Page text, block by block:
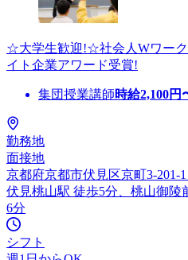
☆大学生歓迎!☆社会人Wワー
イト企業アワード受賞!
集団授業講師時給2,100円
勤務地
面接地
京都府京都市伏見区京町3-201-
伏見桃山駅 徒歩5分、桃山御陵
6分
シフト